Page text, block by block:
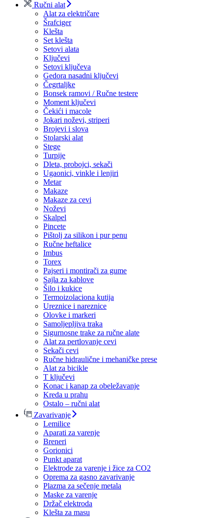
Ručni alat
Alat za električare
Šrafciger
Klešta
Set klešta
Setovi alata
Ključevi
Setovi ključeva
Gedora nasadni ključevi
Čegrtaljke
Bonsek ramovi / Ručne testere
Moment ključevi
Čekići i macole
Jokari noževi, striperi
Brojevi i slova
Stolarski alat
Stege
Turpije
Dleta, probojci, sekači
Ugaonici, vinkle i lenjiri
Metar
Makaze
Makaze za cevi
Noževi
Skalpel
Pincete
Pištolj za silikon i pur penu
Ručne heftalice
Imbus
Torex
Pajseri i montirači za gume
Sajla za kablove
Šilo i kukice
Termoizolaciona kutija
Ureznice i nareznice
Olovke i markeri
Samoljepljiva traka
Sigurnosne trake za ručne alate
Alat za pertlovanje cevi
Sekači cevi
Ručne hidraulične i mehaničke prese
Alat za bicikle
T ključevi
Konac i kanap za obeležavanje
Kreda u prahu
Ostalo – ručni alat
Zavarivanje
Lemilice
Aparati za varenje
Breneri
Gorionici
Punkt aparat
Elektrode za varenje i žice za CO2
Oprema za gasno zavarivanje
Plazma za sečenje metala
Maske za varenje
Držač elektroda
Klešta za masu